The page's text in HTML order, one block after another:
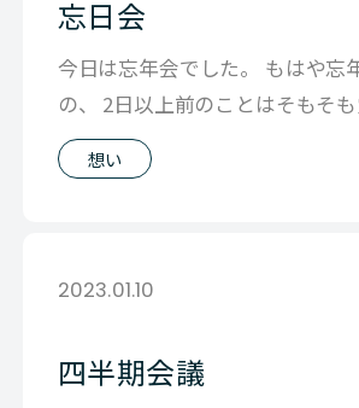
忘日会
今日は忘年会でした。 もはや忘
の、 2日以上前のことはそもそ
し だから、今日を忘れる忘日会ぐ
想い
2023.01.10
四半期会議